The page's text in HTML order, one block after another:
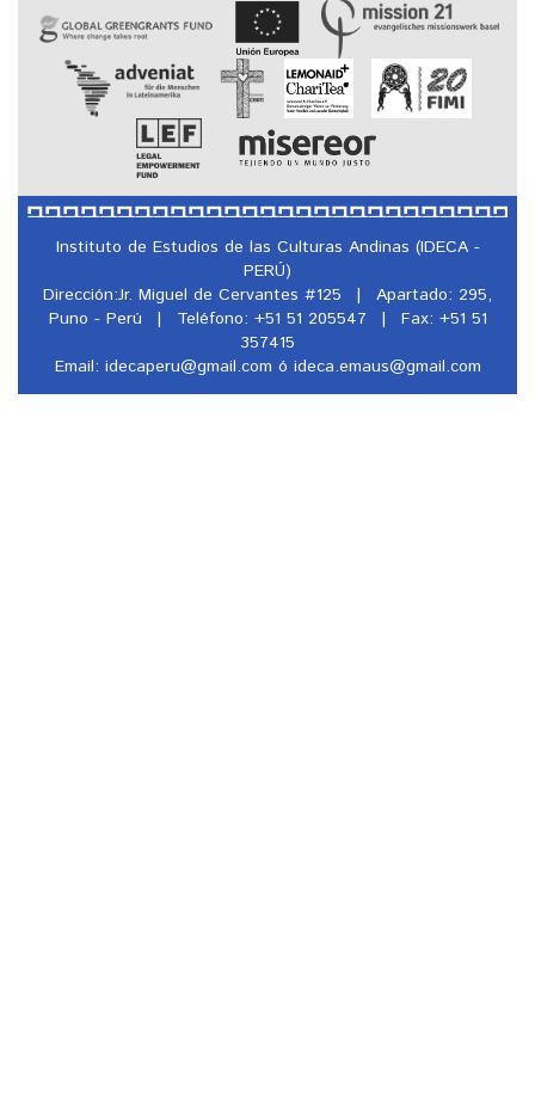
Instituto de Estudios de las Culturas Andinas (IDECA -
PERÚ)
Dirección:Jr. Miguel de Cervantes #125
|
Apartado: 295,
Puno - Perú
| Teléfono: +51 51 205547 |
Fax: +51 51
357415
Email: idecaperu@gmail.com ó ideca.emaus@gmail.com